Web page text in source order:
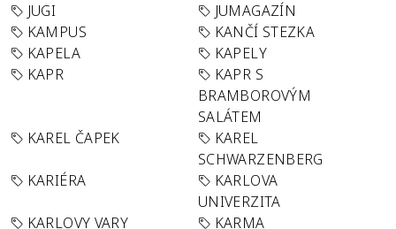
JUGI
JUMAGAZÍN
KAMPUS
KANČÍ STEZKA
KAPELA
KAPELY
KAPR
KAPR S
BRAMBOROVÝM
SALÁTEM
KAREL ČAPEK
KAREL
SCHWARZENBERG
KARIÉRA
KARLOVA
UNIVERZITA
KARLOVY VARY
KARMA